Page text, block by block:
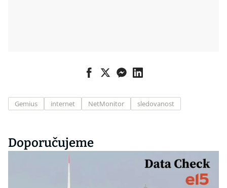
Gemius internet NetMonitor sledovanost
Doporučujeme